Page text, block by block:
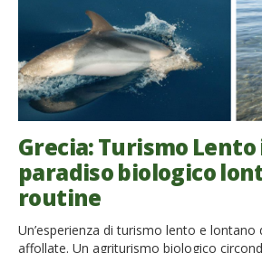
Grecia: Turismo Lento
paradiso biologico
routine
Un’esperienza di turismo lento e lontano
affollate. Un agriturismo biologico